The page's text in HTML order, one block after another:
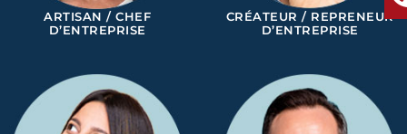
ARTISAN / CHEF
D’ENTREPRISE
CRÉATEUR / REPRENEUR
D’ENTREPRISE